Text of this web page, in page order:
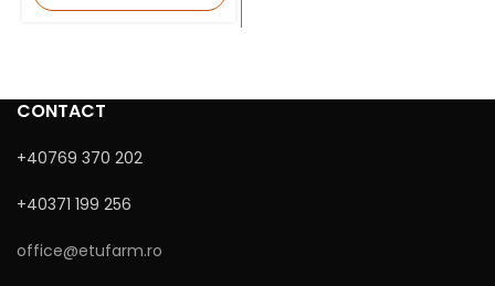
CONTACT
+40769 370 202
+40371 199 256
office@etufarm.ro